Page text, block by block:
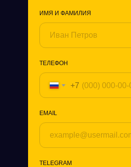
ИМЯ И ФАМИЛИЯ
ТЕЛЕФОН
+7
EMAIL
TELEGRAM